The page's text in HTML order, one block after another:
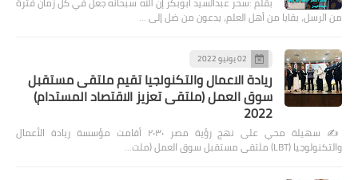
من الرسل، بقايا من أهل العلم، يدعون من ضل إلى …
02 يونيو 2022
ريادة الاعمال والتكنولجيا تقيم ملتقى مستقبل
سوق العمل (ملتقى تعزيز الاقتصاد المستدام)
2022
✍️ سهيلة محي على نهج رؤية مصر ٢٠٣٠ أقامت مؤسسة ريادة الأعمال
والتكنولوجيا (LBT) ملتقى مستقبل سوق العمل (ملت…